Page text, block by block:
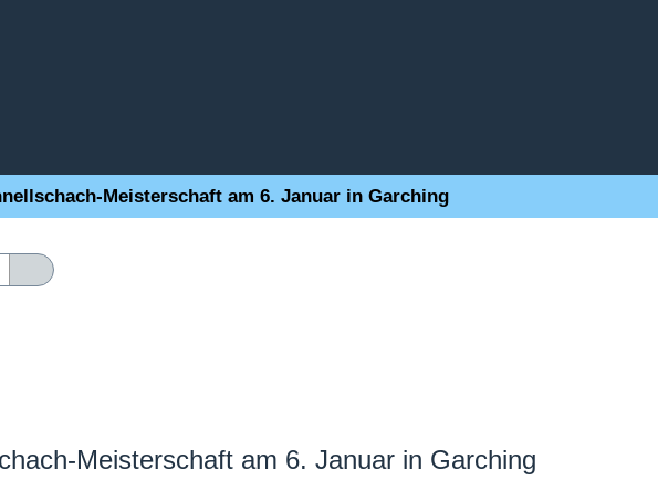
Meisterschaft am 6. Januar in Garching
Meisterschaft am 6. Januar in Garching